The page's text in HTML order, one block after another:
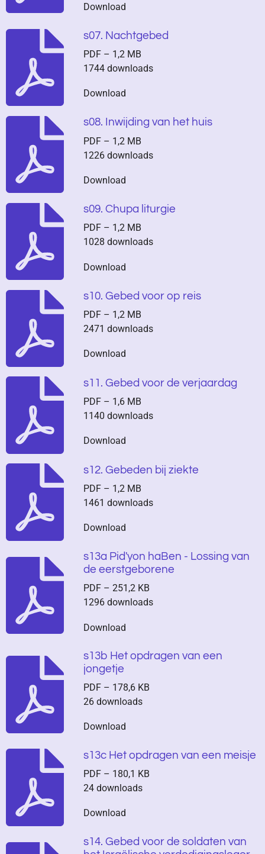
Download
s07. Nachtgebed
PDF – 1,2 MB
1744 downloads
Download
s08. Inwijding van het huis
PDF – 1,2 MB
1226 downloads
Download
s09. Chupa liturgie
PDF – 1,2 MB
1028 downloads
Download
s10. Gebed voor op reis
PDF – 1,2 MB
2471 downloads
Download
s11. Gebed voor de verjaardag
PDF – 1,6 MB
1140 downloads
Download
s12. Gebeden bij ziekte
PDF – 1,2 MB
1461 downloads
Download
s13a Pid'yon haBen - Lossing van
de eerstgeborene
PDF – 251,2 KB
1296 downloads
Download
s13b Het opdragen van een
jongetje
PDF – 178,6 KB
26 downloads
Download
s13c Het opdragen van een meisje
PDF – 180,1 KB
24 downloads
Download
s14. Gebed voor de soldaten van